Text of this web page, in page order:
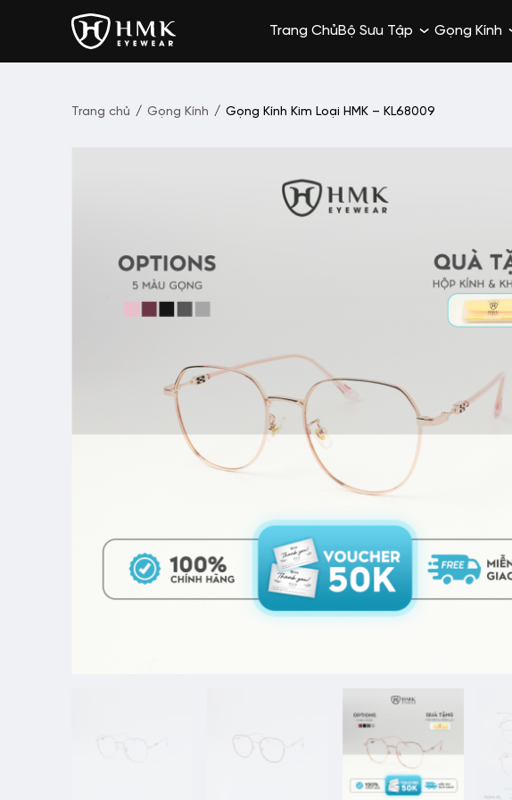
Trang ChủBộ Sưu Tập Gọng Kính
Trang chủ / Gọng Kính / Gọng Kính Kim Loại HMK – KL68009